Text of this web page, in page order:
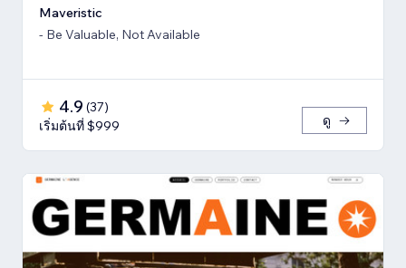
Maveristic
- Be Valuable, Not Available
4.9 (37)
เริ่มต้นที่ $999
ดู